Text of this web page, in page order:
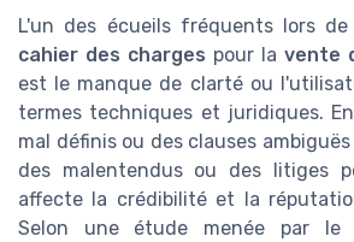
L'un des écueils fréquents lors
cahier des charges pour la vente
est le manque de clarté ou
termes techniques et juridiques.
mal définis ou des clauses
des malentendus ou des litiges
affecte la crédibilité et la
Selon une étude menée par le